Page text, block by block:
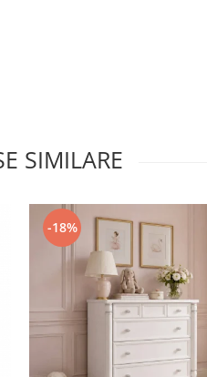
SIMILARE
-18%